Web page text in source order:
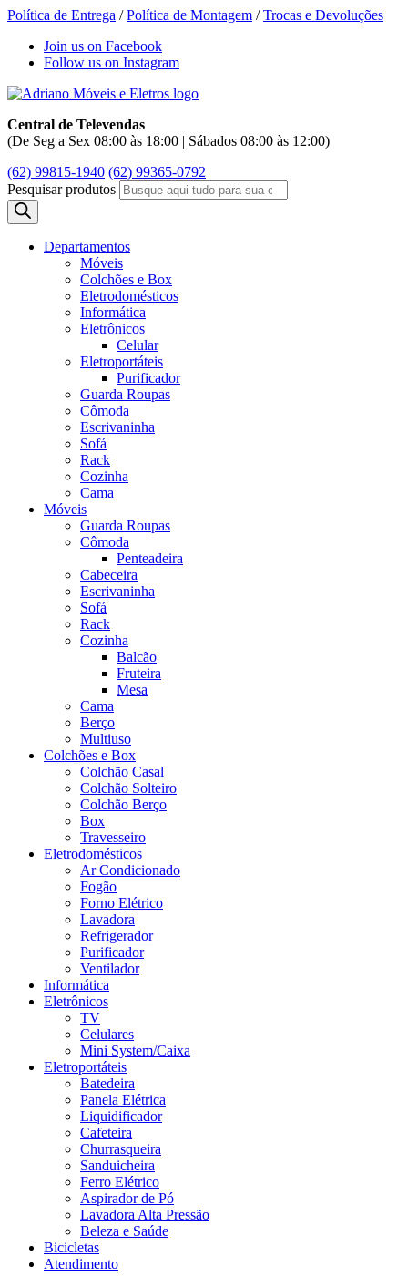
Política de Entrega /Política de Montagem /Trocas e Devoluções
Join us on Facebook
Follow us on Instagram
Central de Televendas
(De Seg a Sex 08:00 às 18:00 | Sábados 08:00 às 12:00)
(62) 99815-1940 (62) 99365-0792
Pesquisar produtos
Departamentos
Móveis
Colchões e Box
Eletrodomésticos
Informática
Eletrônicos
Celular
Eletroportáteis
Purificador
Guarda Roupas
Cômoda
Escrivaninha
Sofá
Rack
Cozinha
Cama
Móveis
Guarda Roupas
Cômoda
Penteadeira
Cabeceira
Escrivaninha
Sofá
Rack
Cozinha
Balcão
Fruteira
Mesa
Cama
Berço
Multiuso
Colchões e Box
Colchão Casal
Colchão Solteiro
Colchão Berço
Box
Travesseiro
Eletrodomésticos
Ar Condicionado
Fogão
Forno Elétrico
Lavadora
Refrigerador
Purificador
Ventilador
Informática
Eletrônicos
TV
Celulares
Mini System/Caixa
Eletroportáteis
Batedeira
Panela Elétrica
Liquidificador
Cafeteira
Churrasqueira
Sanduicheira
Ferro Elétrico
Aspirador de Pó
Lavadora Alta Pressão
Beleza e Saúde
Bicicletas
Atendimento